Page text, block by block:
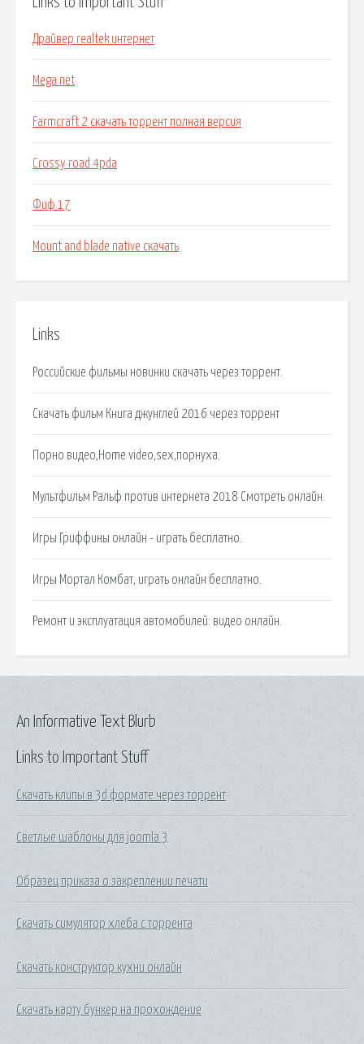
Драйвер realtek интернет
Mega net
Farmcraft 2 скачать торрент полная версия
Crossy road 4pda
Фиф 17
Mount and blade native скачать
Links
Российские фильмы новинки скачать через торрент.
Скачать фильм Книга джунглей 2016 через торрент
Порно видео,Home video,sex,порнуха.
Мультфильм Ральф против интернета 2018 Смотреть онлайн.
Игры Гриффины онлайн - играть бесплатно.
Игры Мортал Комбат, играть онлайн бесплатно.
Ремонт и эксплуатация автомобилей: видео онлайн.
Links to Important Stuff
Скачать клипы в 3d формате через торрент
Светлые шаблоны для joomla 3
Образец приказа о закреплении печати
Скачать симулятор хлеба с торрента
Скачать конструктор кухни онлайн
Скачать карту бункер на прохождение
An Informative Text Blurb